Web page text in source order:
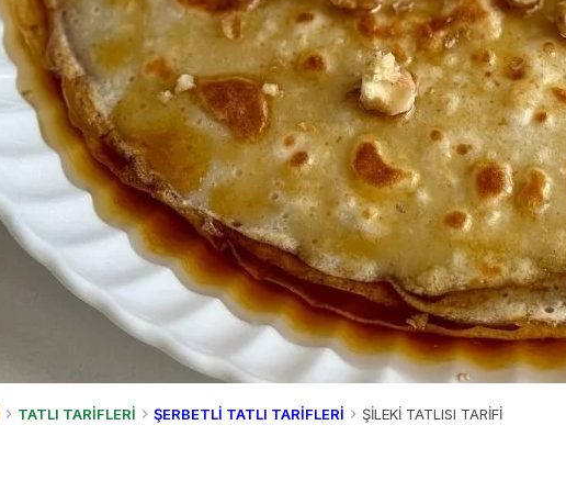
TATLI TARİFLERİ ŞERBETLİ TATLI TARİFLERİ ŞİLEKİ TATLISI TARİFİ